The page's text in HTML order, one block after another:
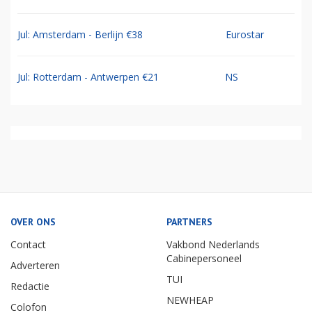
Jul: Amsterdam - Berlijn €38 Eurostar
Jul: Rotterdam - Antwerpen €21 NS
OVER ONS
Contact
Adverteren
Redactie
Colofon
PARTNERS
Vakbond Nederlands
Cabinepersoneel
TUI
NEWHEAP